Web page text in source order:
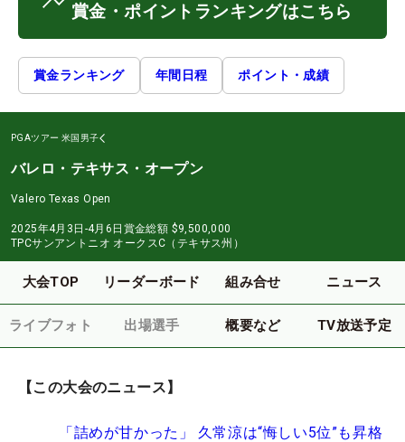
賞金・ポイントランキングはこちら
賞金ランキング 年間日程 ポイント・成績
PGAツアー 米国男子
バレロ・テキサス・オープン
Valero Texas Open
2025年4月3日-4月6日 賞金総額 $9,500,000
TPCサンアントニオ オークスC（テキサス州）
大会TOP リーダーボード 組み合せ ニュース
ライブフォト 出場選手 概要など TV放送予定
【この大会のニュース】
「詰めが甘かった」 久常涼は“悔しい5位”も昇格